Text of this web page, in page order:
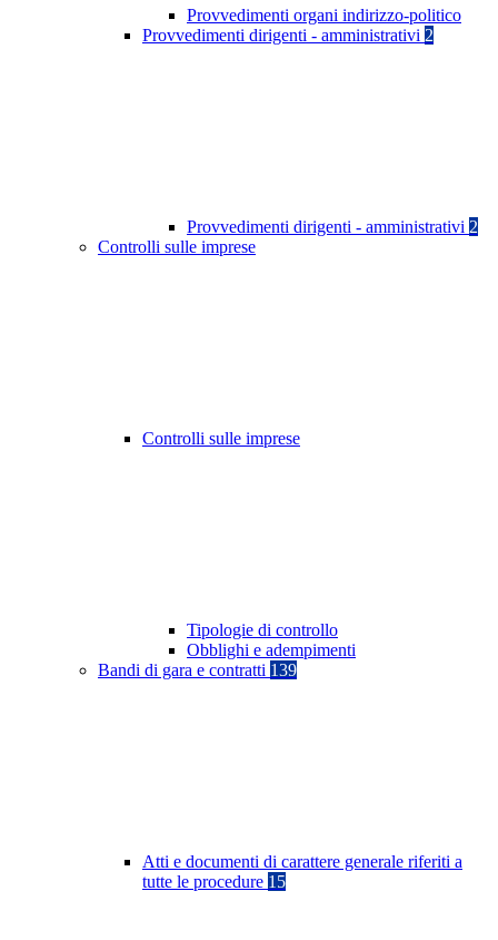
Provvedimenti organi indirizzo-politico
Provvedimenti dirigenti - amministrativi 2
Provvedimenti dirigenti - amministrativi 2
Controlli sulle imprese
Controlli sulle imprese
Tipologie di controllo
Obblighi e adempimenti
Bandi di gara e contratti 139
Atti e documenti di carattere generale riferiti a
tutte le procedure 15